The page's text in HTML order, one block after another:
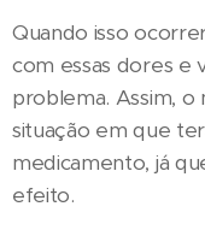
Quando isso
com essas dores e
problema. Assim,
situação em que
medicamento, já
efeito.